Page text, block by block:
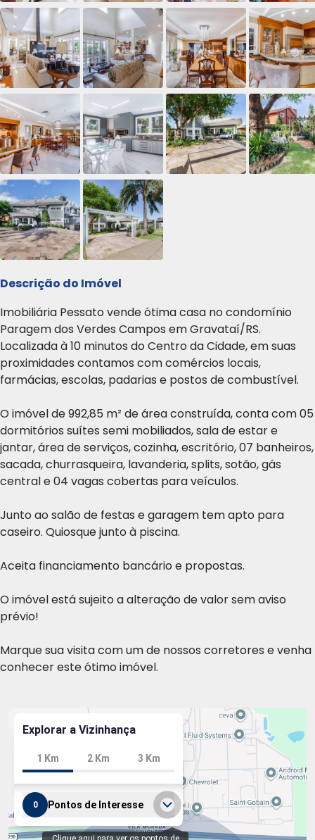
Descrição do Imóvel
Imobiliária Pessato vende ótima casa no condomínio
Paragem dos Verdes Campos em Gravataí/RS.
Localizada à 10 minutos do Centro da Cidade, em suas
proximidades contamos com comércios locais,
farmácias, escolas, padarias e postos de combustível.
O imóvel de 992,85 m² de área construída, conta com 05
dormitórios suítes semi mobiliados, sala de estar e
jantar, área de serviços, cozinha, escritório, 07 banheiros,
sacada, churrasqueira, lavanderia, splits, sotão, gás
central e 04 vagas cobertas para veículos.
Junto ao salão de festas e garagem tem apto para
caseiro. Quiosque junto à piscina.
Aceita financiamento bancário e propostas.
O imóvel está sujeito a alteração de valor sem aviso
prévio!
Marque sua visita com um de nossos corretores e venha
conhecer este ótimo imóvel.